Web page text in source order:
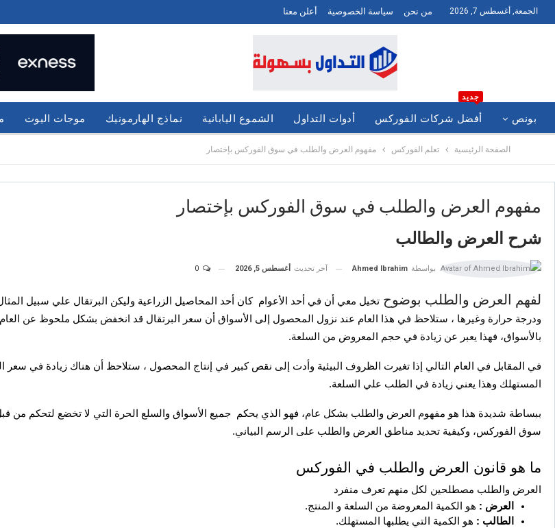
الجمعة, أغسطس 7, 2026 من نحن سياسة الخصوصية أعلن معنا
بونص أفضل شركات الفوركس
جديد
أدوات التداول الشموع اليابانية نماذج الهارمونيك موجات اليوت
الصفحة الرئيسية تعلم الفوركس مفهوم العرض والطلب في سوق الفوركس بإختصار
مفهوم العرض والطلب في سوق الفوركس بإختصار
شرح العرض والطالب
بواسطة Ahmed Ibrahim آخر تحديث أغسطس 5, 2026
لفهم العرض والطلب بوضوح تخيل معي أن في أحد الأعوام كان أحد المحاصيل الزراعية وليكن البرتقال علي سبيل
ودرجة حرارة وغيرها ، ستلاحظ في هذا العام عند نزول المحصول إلى الأسواق أن سعر البرتقال قد انخفض بشكل ملحوظ عن
بالأسواق، فهذا يعبر عن زيادة في حجم المعروض من السلعة.
في المقابل في العام التالي إذا تغيرت الظروف البيئية وأدت إلى نقص كبير في إنتاج المحصول ، ستلاحظ أن هناك زيادة في سعر
المستهلك وهذا يعني زيادة في الطلب علي السلعة.
ببساطة شديدة هذا هو مفهوم العرض والطلب بشكل عام، فهو الذي يحكم جميع الأسواق والسلع الحرة التي لا تخضع لتحكم
سوق الفوركس، وكيفية تحديد مناطق العرض والطلب على الرسم البياني.
ما هو قانون العرض والطلب في الفوركس
العرض والطلب مصطلحين لكل منهم تعرف منفرد
العرض : هو الكمية المعروضة من السلعة و المنتج.
الطالب : هو الكمية التي يطلبها المستهلك.